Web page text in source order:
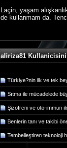
Laçin, yaşam
de kullanmam da.
aliriza81
Türkiye?nin ilk ve tek
Sıtma ile mücadelede
Şizofreni ve oto-immün
Benlerin tanı ve takibi
Tembelleştiren teknoloji